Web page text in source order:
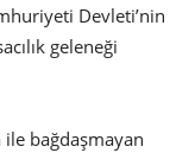
Devleti’nin
geleneği
ile bağdaşmayan